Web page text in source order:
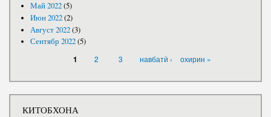
Май 2022(5)
Июн 2022(2)
Август 2022(3)
Сентябр 2022(5)
1 2 3 навбатӣ › охирин »
КИТОБХОНА